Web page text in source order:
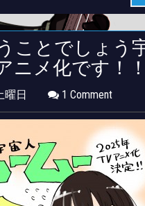
ことでしょう
ニメ化です！！
曜日 1 Comment